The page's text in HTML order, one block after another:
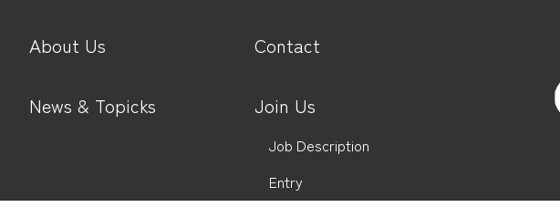
About Us
News & Topicks
Contact
Join Us
Job Description
Entry